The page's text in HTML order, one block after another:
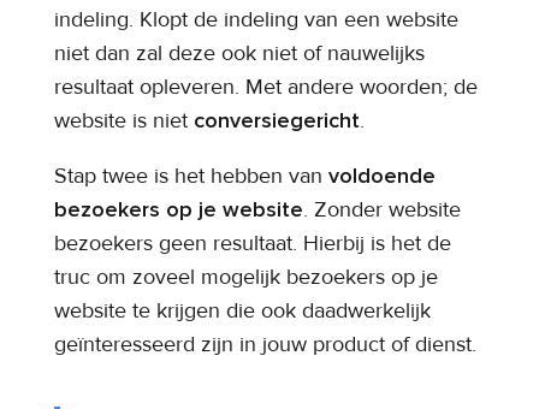
indeling. Klopt de indeling van een website
niet dan zal deze ook niet of nauwelijks
resultaat opleveren. Met andere woorden; de
website is niet conversiegericht.
Stap twee is het hebben van voldoende
bezoekers op je website. Zonder website
bezoekers geen resultaat. Hierbij is het de
truc om zoveel mogelijk bezoekers op je
website te krijgen die ook daadwerkelijk
geïnteresseerd zijn in jouw product of dienst.